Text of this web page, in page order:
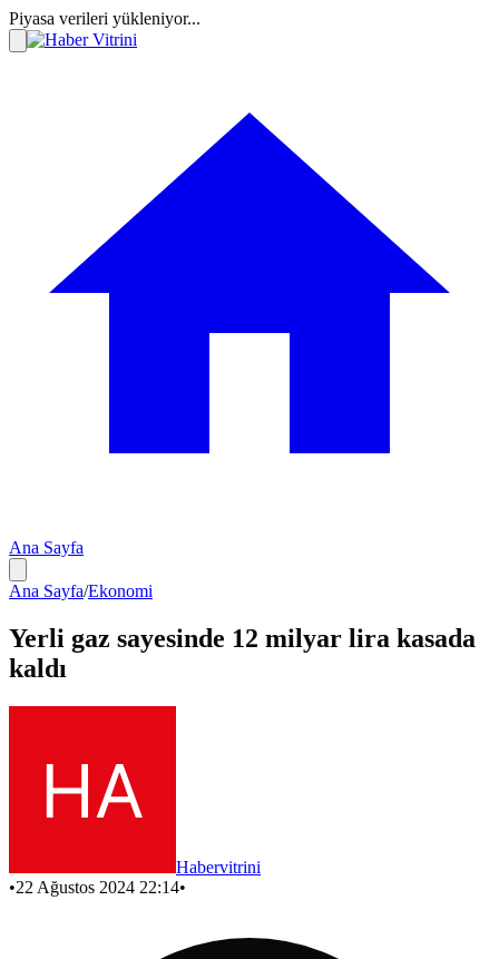
Piyasa verileri yükleniyor...
Ana Sayfa
Ana Sayfa/Ekonomi
Yerli gaz sayesinde 12 milyar lira kasada
kaldı
Habervitrini
•22 Ağustos 2024 22:14•